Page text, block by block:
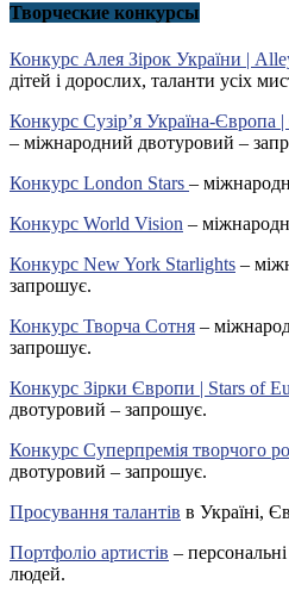
Творческие конкурсы
Конкурс Алея Зірок України |
дітей і дорослих, таланти усіх
Конкурс Сузір’я Україна-Європа
– міжнародний двотуровий –
Конкурс London Stars –
Конкурс World Vision –
Конкурс New York Starlights –
запрошує.
Конкурс Творча Сотня –
запрошує.
Конкурс Зірки Європи | Stars of
двотуровий – запрошує.
Конкурс Суперпремія творчого
двотуровий – запрошує.
Просування талантів в Україні,
Портфоліо артистів –
людей.